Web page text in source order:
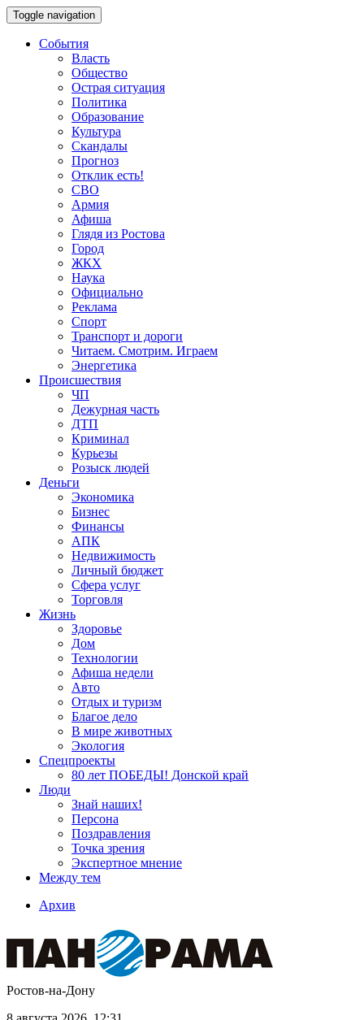
Toggle navigation
События
Власть
Общество
Острая ситуация
Политика
Образование
Культура
Скандалы
Прогноз
Отклик есть!
СВО
Армия
Афиша
Глядя из Ростова
Город
ЖКХ
Наука
Официально
Реклама
Спорт
Транспорт и дороги
Читаем. Смотрим. Играем
Энергетика
Происшествия
ЧП
Дежурная часть
ДТП
Криминал
Курьезы
Розыск людей
Деньги
Экономика
Бизнес
Финансы
АПК
Недвижимость
Личный бюджет
Сфера услуг
Торговля
Жизнь
Здоровье
Дом
Технологии
Афиша недели
Авто
Отдых и туризм
Благое дело
В мире животных
Экология
Спецпроекты
80 лет ПОБЕДЫ! Донской край
Люди
Знай наших!
Персона
Поздравления
Точка зрения
Экспертное мнение
Между тем
Архив
Ростов-на-Дону